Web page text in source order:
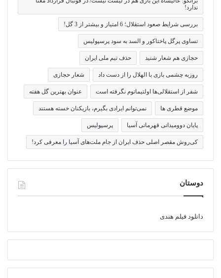
ندارد!
بررسی شرایط صعود استقلال؛ 6 امتیاز و بیشتر از 3 گل!
تساوی پرگل پاختاکور و السد به سود پرسپولیس
حجازی هم شعار شنید حذف تیم ملی ایران
روزبه چشمی بازی با الهلال را از دست داد شعار حجازی
شفر از استقلالی‌ها اولتیماتوم نگرفته است عنوان بهترین گل هفته
موضع قطری ها نمی‌توانم ایرادی بگیرم، بازیکنان خسته هستند
پایان دوومیدانی قهرمانی آسیا پرسپولیس
کی‌روش مقصر اصلی حذف ایران از جام ملت‌های آسیا را معرفی کرد!
دوستان
دانلود فیلم هندی